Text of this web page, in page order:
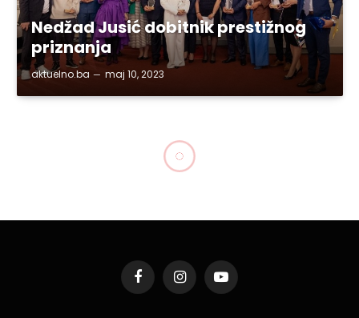
Nedžad Jusić dobitnik prestižnog
priznanja
aktuelno.ba maj 10, 2023
FacebookInstagramYouTube